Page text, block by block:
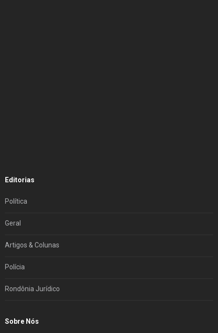
Editorias
Política
Geral
Artigos & Colunas
Polícia
Rondônia Jurídico
Sobre Nós